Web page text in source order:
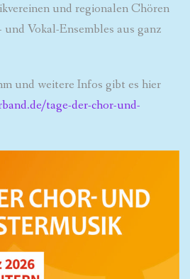
und regionalen Chören
Vokal-Ensembles aus ganz
und weitere Infos gibt es hier
tage-der-chor-und-